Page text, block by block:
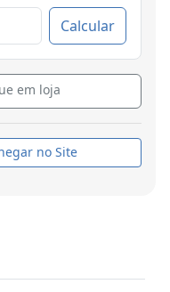
Calcular
em loja
no Site